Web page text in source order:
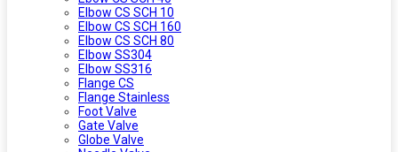
Elbow CS SCH 10
Elbow CS SCH 160
Elbow CS SCH 80
Elbow SS304
Elbow SS316
Flange CS
Flange Stainless
Foot Valve
Gate Valve
Globe Valve